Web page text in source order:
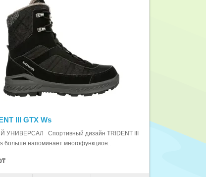
III GTX Ws
УНИВЕРСАЛ Спортивный дизайн TRIDENT III
больше напоминает многофункцион..